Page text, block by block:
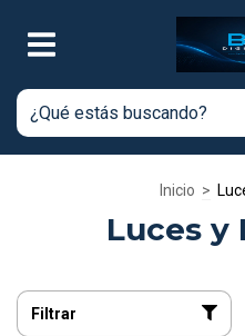
Inicio >
Luces y
Filtrar